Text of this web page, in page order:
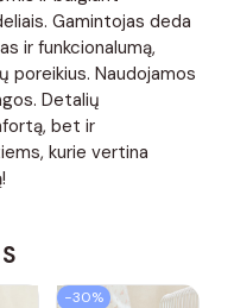
Gamintojas deda
ir funkcionalumą,
poreikius. Naudojamos
Detalių
bet ir
kurie vertina
−30%